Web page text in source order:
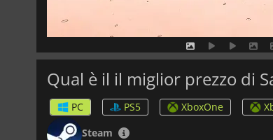
Qual è il il miglior prezzo di
PC PS5 XboxOne
Steam